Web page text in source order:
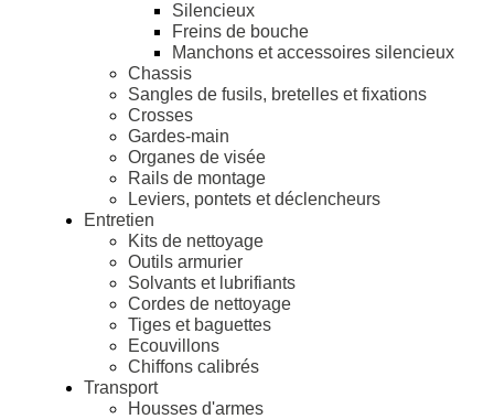
Silencieux
Freins de bouche
Manchons et accessoires silencieux
Chassis
Sangles de fusils, bretelles et fixations
Crosses
Gardes-main
Organes de visée
Rails de montage
Leviers, pontets et déclencheurs
Entretien
Kits de nettoyage
Outils armurier
Solvants et lubrifiants
Cordes de nettoyage
Tiges et baguettes
Ecouvillons
Chiffons calibrés
Transport
Housses d'armes